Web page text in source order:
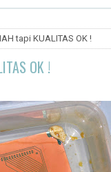
tapi KUALITAS OK !
OK !